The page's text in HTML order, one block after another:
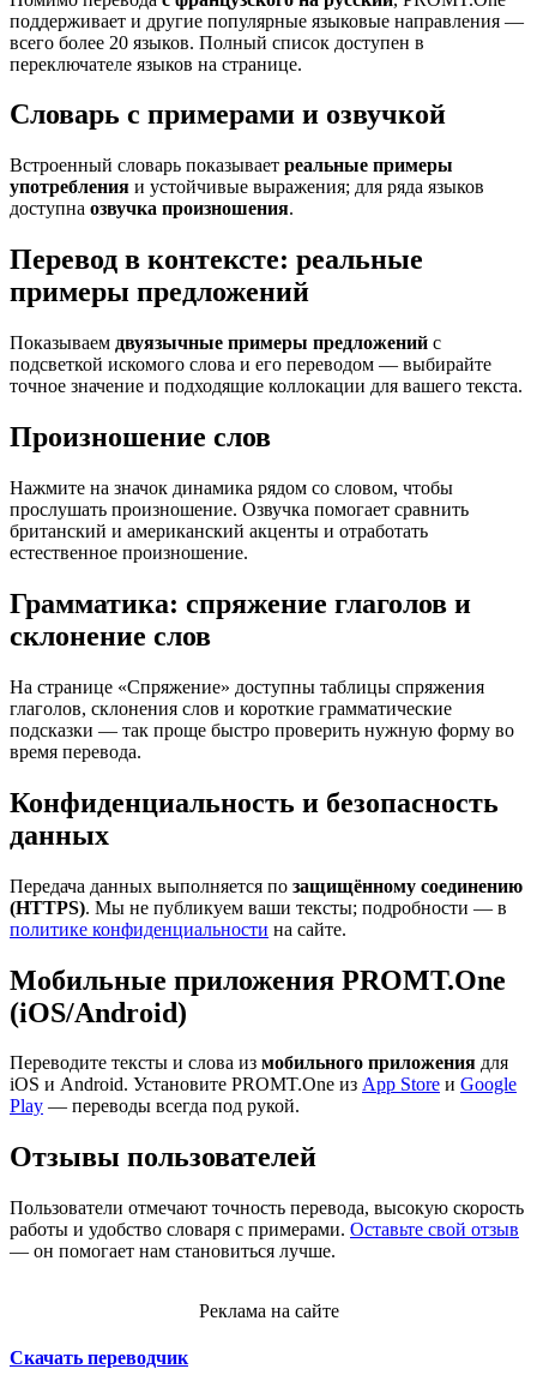
поддерживает и другие популярные языковые направления —
всего более 20 языков. Полный список доступен в
переключателе языков на странице.
Словарь с примерами и озвучкой
Встроенный словарь показывает реальные примеры
употребления и устойчивые выражения; для ряда языков
доступна озвучка произношения.
Перевод в контексте: реальные
примеры предложений
Показываем двуязычные примеры предложений с
подсветкой искомого слова и его переводом — выбирайте
точное значение и подходящие коллокации для вашего текста.
Произношение слов
Нажмите на значок динамика рядом со словом, чтобы
прослушать произношение. Озвучка помогает сравнить
британский и американский акценты и отработать
естественное произношение.
Грамматика: спряжение глаголов и
склонение слов
На странице «Спряжение» доступны таблицы спряжения
глаголов, склонения слов и короткие грамматические
подсказки — так проще быстро проверить нужную форму во
время перевода.
Конфиденциальность и безопасность
данных
Передача данных выполняется по защищённому соединению
(HTTPS). Мы не публикуем ваши тексты; подробности — в
политике конфиденциальности на сайте.
Мобильные приложения PROMT.One
(iOS/Android)
Переводите тексты и слова из мобильного приложения для
iOS и Android. Установите PROMT.One из App Store и Google
Play — переводы всегда под рукой.
Отзывы пользователей
Пользователи отмечают точность перевода, высокую скорость
работы и удобство словаря с примерами. Оставьте свой отзыв
— он помогает нам становиться лучше.
Реклама на сайте
Скачать переводчик